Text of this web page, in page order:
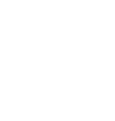
avec Plixi ?
résilier mon